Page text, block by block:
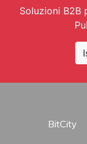
Soluzioni B2B
BitCity